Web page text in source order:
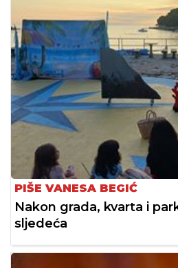
PIŠE VANESA BEGIĆ
Nakon grada, kvarta i
sljedeća